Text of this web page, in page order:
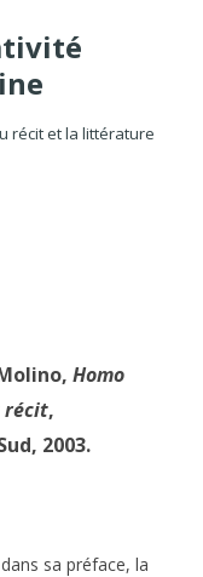
récit et la littérature
Homo
récit,
2003.
sa préface, la